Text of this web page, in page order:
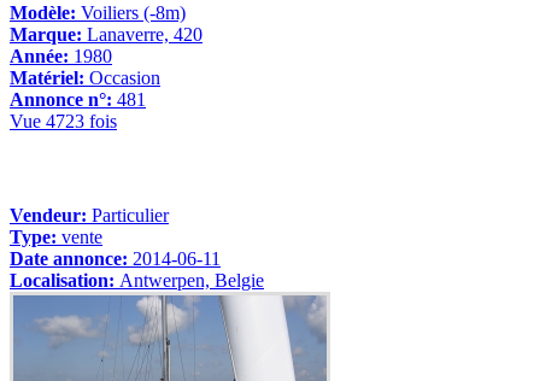
Modèle: Voiliers (-8m)
Marque: Lanaverre, 420
Année: 1980
Matériel: Occasion
Annonce n°: 481
Vue 4723 fois
Vendeur: Particulier
Type: vente
Date annonce: 2014-06-11
Localisation: Antwerpen, Belgie